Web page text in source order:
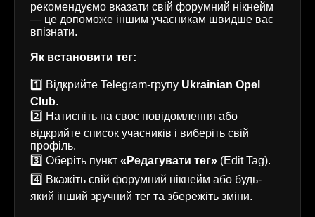
рекомендуємо вказати свій форумний нікнейм
— це допоможе іншим учасникам швидше вас
впізнати.
Як встановити тег:
1️⃣ Відкрийте Telegram-групу Ukrainian Opel
Club.
2️⃣ Натисніть на своє повідомлення або
відкрийте список учасників і виберіть свій
профіль.
3️⃣ Оберіть пункт «Редагувати тег» (Edit Tag).
4️⃣ Вкажіть свій форумний нікнейм або будь-
який інший зручний тег та збережіть зміни.